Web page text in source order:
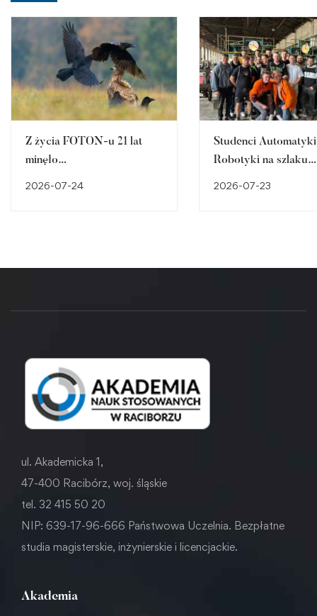
Z życia FOTON-u 21 lat
minęło…
2026-07-24
Studenci
Robotyki na szlaku
2026-07-23
ul. Akademicka 1,
47-400 Racibórz, woj. śląskie
tel. 32 415 50 20
NIP: 639-17-96-666 Państwowa Uczelnia. Bezpłatne
studia magisterskie, inżynierskie i licencjackie.
Akademia